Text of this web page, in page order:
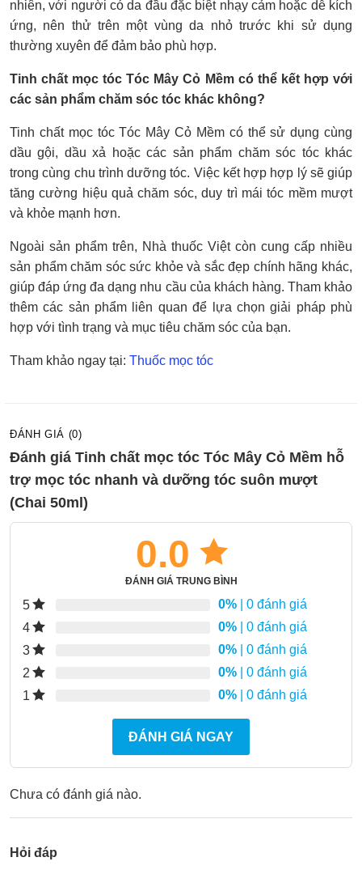
nhiên, với người có da đầu đặc biệt nhạy cảm hoặc dễ kích
ứng, nên thử trên một vùng da nhỏ trước khi sử dụng
thường xuyên để đảm bảo phù hợp.
Tinh chất mọc tóc Tóc Mây Cỏ Mềm có thể kết hợp với
các sản phẩm chăm sóc tóc khác không?
Tinh chất mọc tóc Tóc Mây Cỏ Mềm có thể sử dụng cùng
dầu gội, dầu xả hoặc các sản phẩm chăm sóc tóc khác
trong cùng chu trình dưỡng tóc. Việc kết hợp hợp lý sẽ giúp
tăng cường hiệu quả chăm sóc, duy trì mái tóc mềm mượt
và khỏe mạnh hơn.
Ngoài sản phẩm trên, Nhà thuốc Việt còn cung cấp nhiều
sản phẩm chăm sóc sức khỏe và sắc đẹp chính hãng khác,
giúp đáp ứng đa dạng nhu cầu của khách hàng. Tham khảo
thêm các sản phẩm liên quan để lựa chọn giải pháp phù
hợp với tình trạng và mục tiêu chăm sóc của bạn.
Tham khảo ngay tại: Thuốc mọc tóc
ĐÁNH GIÁ (0)
Đánh giá Tinh chất mọc tóc Tóc Mây Cỏ Mềm hỗ
trợ mọc tóc nhanh và dưỡng tóc suôn mượt
(Chai 50ml)
0.0
ĐÁNH GIÁ TRUNG BÌNH
5 0% | 0 đánh giá
4
0% | 0 đánh giá
3
0% | 0 đánh giá
2
0% | 0 đánh giá
1
0% | 0 đánh giá
ĐÁNH GIÁ NGAY
Chưa có đánh giá nào.
Hỏi đáp